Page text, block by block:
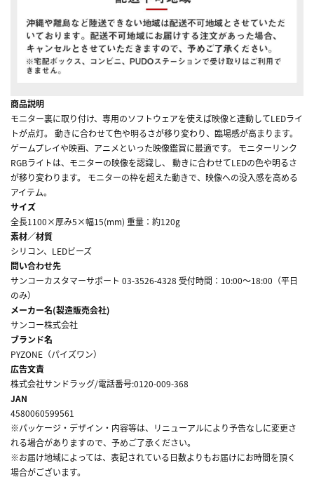
商品説明
モニター裏に取り付け、専用のソフトウェアを使えば映像と連動してLEDライ
トが点灯。 動きに合わせて色や明るさが移り変わり、臨場感が高まります。
ゲームプレイや映画、アニメといった映像鑑賞に最適です。 モニターリンク
RGBライトは、モニターの映像を認識し、 動きに合わせてLEDの色や明るさ
が移り変わります。 モニターの枠を超えた動きで、映像への没入感を高める
アイテム。
サイズ
全長1100×厚み5×幅15(mm) 重量：約120g
素材／材質
シリコン、LEDビーズ
問い合わせ先
サンコーカスタマーサポート 03-3526-4328 受付時間：10:00～18:00（平日
のみ）
メーカー名(製造販売会社)
サンコー株式会社
ブランド名
PYZONE（パイズワン）
広告文責
株式会社サンドラッグ/電話番号:0120-009-368
JAN
4580060599561
※パッケージ・デザイン・内容等は、リニューアルにより予告なしに変更さ
れる場合がありますので、予めご了承ください。
※お届け地域によっては、表記されている日数よりもお届けにお時間を頂く
場合がございます。